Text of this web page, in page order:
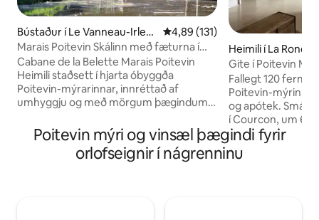
Bústaður í Le Vanneau-Irlea
u
4,89 af 5 í meðaleinkunn, 131
4,89 (131)
Marais Poitevin Skálinn með fæturna í
vatninu
Cabane de la Belette Marais Poitevin
Heimili staðsett í hjarta óbyggða
Poitevin-mýrarinnar, innréttað af
umhyggju og með mörgum þægindum.
stórkostlegu útsýni yfir einkatjörn,
tilvalin til að slaka á eða stunda veiði með
báti sem þú hefur til ráðstöfunar.
Heimili í La Ronde
Gite í Poitevin
Fallegt 120
Poitevin-mýrinni í
og apótek.
í Courcon, um 6
Nærri ströndum
sem og helstu
ferðamannastaði
Poitevin mýri og vinsæl þægindi fyrir
orlofseignir í nágrenninu